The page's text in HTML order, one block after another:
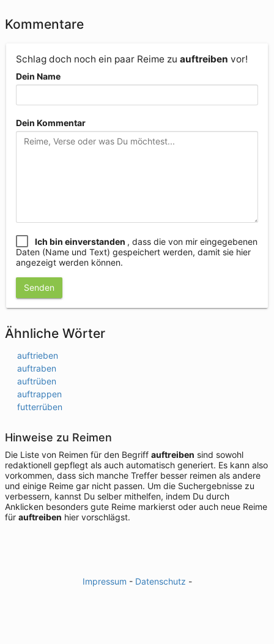
Kommentare
Schlag doch noch ein paar Reime zu auftreiben vor!
Dein Name
Dein Kommentar
Ich bin einverstanden , dass die von mir eingegebenen
Daten (Name und Text) gespeichert werden, damit sie hier
angezeigt werden können.
Senden
Ähnliche Wörter
auftrieben
auftraben
auftrüben
auftrappen
futterrüben
Hinweise zu Reimen
Die Liste von Reimen für den Begriff auftreiben sind sowohl
redaktionell gepflegt als auch automatisch generiert. Es kann also
vorkommen, dass sich manche Treffer besser reimen als andere
und einige Reime gar nicht passen. Um die Suchergebnisse zu
verbessern, kannst Du selber mithelfen, indem Du durch
Anklicken besonders gute Reime markierst oder auch neue Reime
für auftreiben hier vorschlägst.
Impressum - Datenschutz -